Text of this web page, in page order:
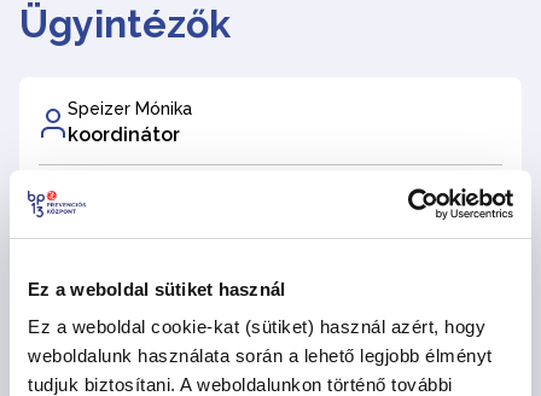
Ez a weboldal sütiket használ
Ez a weboldal cookie-kat (sütiket) használ azért, hogy
weboldalunk használata során a lehető legjobb élményt
tudjuk biztosítani. A weboldalunkon történő további
Ügyintézők
Speizer Mónika
koordinátor
06-1-329-0804
speizermonika@szoc.bp13.hu